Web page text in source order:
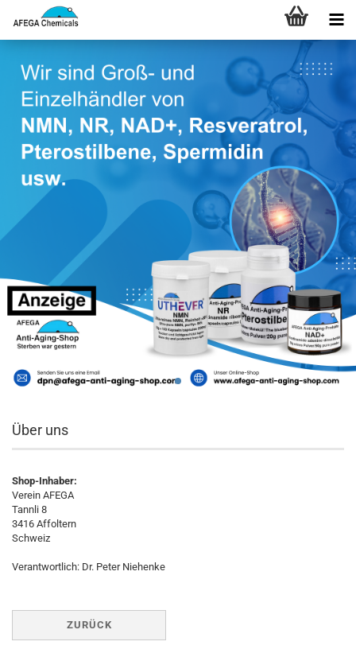
Über uns
Shop-Inhaber:
Verein AFEGA
Tannli 8
3416 Affoltern
Schweiz
Verantwortlich: Dr. Peter Niehenke
ZURÜCK